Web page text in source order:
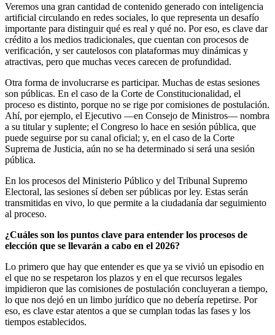
Veremos una gran cantidad de contenido generado con inteligencia
artificial circulando en redes sociales, lo que representa un desafío
importante para distinguir qué es real y qué no. Por eso, es clave dar
crédito a los medios tradicionales, que cuentan con procesos de
verificación, y ser cautelosos con plataformas muy dinámicas y
atractivas, pero que muchas veces carecen de profundidad.
Otra forma de involucrarse es participar. Muchas de estas sesiones
son públicas. En el caso de la Corte de Constitucionalidad, el
proceso es distinto, porque no se rige por comisiones de postulación.
Ahí, por ejemplo, el Ejecutivo —en Consejo de Ministros— nombra
a su titular y suplente; el Congreso lo hace en sesión pública, que
puede seguirse por su canal oficial; y, en el caso de la Corte
Suprema de Justicia, aún no se ha determinado si será una sesión
pública.
En los procesos del Ministerio Público y del Tribunal Supremo
Electoral, las sesiones sí deben ser públicas por ley. Estas serán
transmitidas en vivo, lo que permite a la ciudadanía dar seguimiento
al proceso.
¿Cuáles son los puntos clave para entender los procesos de
elección que se llevarán a cabo en el 2026?
Lo primero que hay que entender es que ya se vivió un episodio en
el que no se respetaron los plazos y en el que recursos legales
impidieron que las comisiones de postulación concluyeran a tiempo,
lo que nos dejó en un limbo jurídico que no debería repetirse. Por
eso, es clave estar atentos a que se cumplan todas las fases y los
tiempos establecidos.